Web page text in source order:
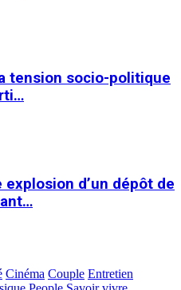
tension socio-politique
explosion d’un dépôt de
Cinéma Couple Entretien